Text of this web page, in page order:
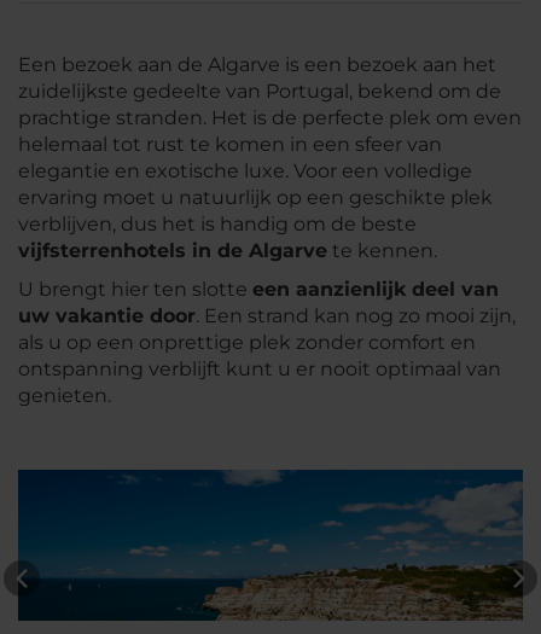
Een bezoek aan de Algarve is een bezoek aan het
zuidelijkste gedeelte van Portugal, bekend om de
prachtige stranden. Het is de perfecte plek om even
helemaal tot rust te komen in een sfeer van
elegantie en exotische luxe. Voor een volledige
ervaring moet u natuurlijk op een geschikte plek
verblijven, dus het is handig om de beste
vijfsterrenhotels in de Algarve te kennen.
U brengt hier ten slotte een aanzienlijk deel van
uw vakantie door. Een strand kan nog zo mooi zijn,
als u op een onprettige plek zonder comfort en
ontspanning verblijft kunt u er nooit optimaal van
genieten.